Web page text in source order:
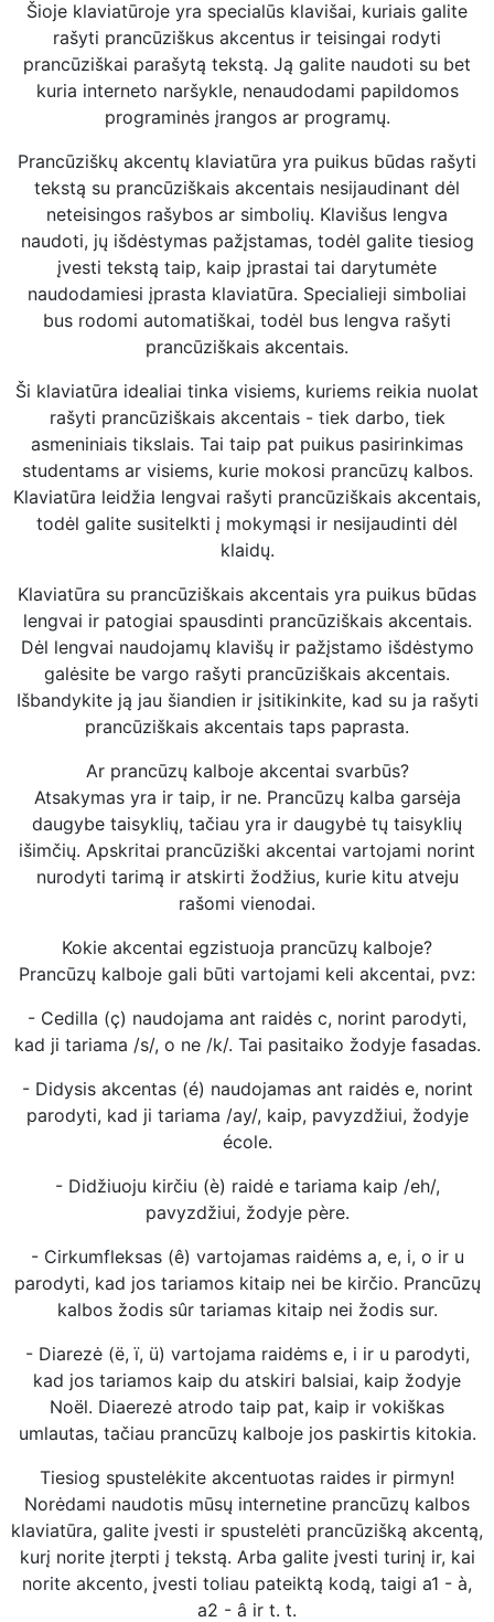
Šioje klaviatūroje yra specialūs klavišai, kuriais galite
rašyti prancūziškus akcentus ir teisingai rodyti
prancūziškai parašytą tekstą. Ją galite naudoti su bet
kuria interneto naršykle, nenaudodami papildomos
programinės įrangos ar programų.
Prancūziškų akcentų klaviatūra yra puikus būdas rašyti
tekstą su prancūziškais akcentais nesijaudinant dėl
neteisingos rašybos ar simbolių. Klavišus lengva
naudoti, jų išdėstymas pažįstamas, todėl galite tiesiog
įvesti tekstą taip, kaip įprastai tai darytumėte
naudodamiesi įprasta klaviatūra. Specialieji simboliai
bus rodomi automatiškai, todėl bus lengva rašyti
prancūziškais akcentais.
Ši klaviatūra idealiai tinka visiems, kuriems reikia nuolat
rašyti prancūziškais akcentais - tiek darbo, tiek
asmeniniais tikslais. Tai taip pat puikus pasirinkimas
studentams ar visiems, kurie mokosi prancūzų kalbos.
Klaviatūra leidžia lengvai rašyti prancūziškais akcentais,
todėl galite susitelkti į mokymąsi ir nesijaudinti dėl
klaidų.
Klaviatūra su prancūziškais akcentais yra puikus būdas
lengvai ir patogiai spausdinti prancūziškais akcentais.
Dėl lengvai naudojamų klavišų ir pažįstamo išdėstymo
galėsite be vargo rašyti prancūziškais akcentais.
Išbandykite ją jau šiandien ir įsitikinkite, kad su ja rašyti
prancūziškais akcentais taps paprasta.
Ar prancūzų kalboje akcentai svarbūs?
Atsakymas yra ir taip, ir ne. Prancūzų kalba garsėja
daugybe taisyklių, tačiau yra ir daugybė tų taisyklių
išimčių. Apskritai prancūziški akcentai vartojami norint
nurodyti tarimą ir atskirti žodžius, kurie kitu atveju
rašomi vienodai.
Kokie akcentai egzistuoja prancūzų kalboje?
Prancūzų kalboje gali būti vartojami keli akcentai, pvz:
- Cedilla (ç) naudojama ant raidės c, norint parodyti,
kad ji tariama /s/, o ne /k/. Tai pasitaiko žodyje fasadas.
- Didysis akcentas (é) naudojamas ant raidės e, norint
parodyti, kad ji tariama /ay/, kaip, pavyzdžiui, žodyje
école.
- Didžiuoju kirčiu (è) raidė e tariama kaip /eh/,
pavyzdžiui, žodyje père.
- Cirkumfleksas (ê) vartojamas raidėms a, e, i, o ir u
parodyti, kad jos tariamos kitaip nei be kirčio. Prancūzų
kalbos žodis sûr tariamas kitaip nei žodis sur.
- Diarezė (ë, ï, ü) vartojama raidėms e, i ir u parodyti,
kad jos tariamos kaip du atskiri balsiai, kaip žodyje
Noël. Diaerezė atrodo taip pat, kaip ir vokiškas
umlautas, tačiau prancūzų kalboje jos paskirtis kitokia.
Tiesiog spustelėkite akcentuotas raides ir pirmyn!
Norėdami naudotis mūsų internetine prancūzų kalbos
klaviatūra, galite įvesti ir spustelėti prancūzišką akcentą,
kurį norite įterpti į tekstą. Arba galite įvesti turinį ir, kai
norite akcento, įvesti toliau pateiktą kodą, taigi a1 - à,
a2 - â ir t. t.